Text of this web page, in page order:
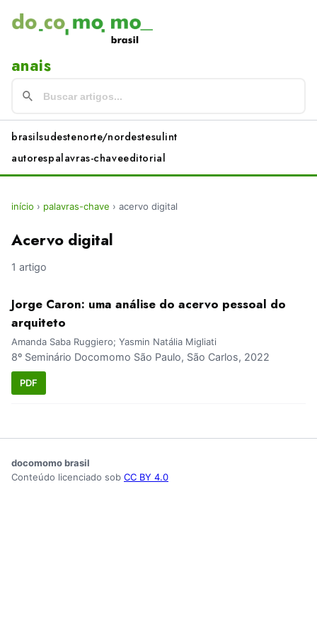
anais
brasilsudestenorte/nordestesulint
autorespalavras-chaveeditorial
início › palavras-chave › acervo digital
Acervo digital
1 artigo
Jorge Caron: uma análise do acervo pessoal do
arquiteto
Amanda Saba Ruggiero; Yasmin Natália Migliati
8º Seminário Docomomo São Paulo, São Carlos, 2022
PDF
docomomo brasil
Conteúdo licenciado sob CC BY 4.0